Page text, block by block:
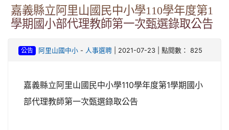
嘉義縣立阿里山國民中小學110學年度第1
學期國小部代理教師第一次甄選錄取公告
公告 阿里山國中小- 人事選聘| 2021-07-23 | 點閱數： 825
嘉義縣立阿里山國民中小學110學年度第1學期國小
部代理教師第一次甄選錄取公告